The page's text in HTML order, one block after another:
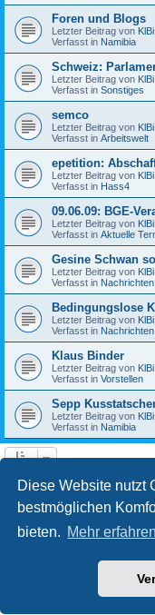
Diese Website nutzt
bestmöglichen
bieten. Mehr erfahren
Foren und Blogs
Letzter Beitrag von KlBi
Verfasst in Namibia
Schweiz:
Letzter Beitrag von KlBi
Verfasst in Sonstiges
semco
Letzter Beitrag von KlBi
Verfasst in Arbeitswelt
epetition:
Letzter Beitrag von KlBi
Verfasst in Hass4
09.06.09: BGE-
Letzter Beitrag von KlBi
Verfasst in Aktuelle
Gesine Schwan
Letzter Beitrag von KlBi
Verfasst in
Bedingungslose
Letzter Beitrag von KlBi
Verfasst in
Klaus Binder
Letzter Beitrag von KlBi
Verfasst in Vorstellen
Sepp
Letzter Beitrag von KlBi
Verfasst in Namibia
Die Suche
Powered by